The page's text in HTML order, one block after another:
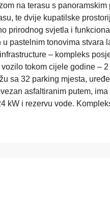
na terasu s
te dvije kupatilske
prirodnog svjetla i
pastelnim tonovima stvara
– kompleks
tokom cijele godine –
sa 32 parking mjesta,
asfaltiranim putem,
kW i rezervu vode.